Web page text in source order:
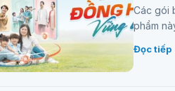
Các gói
phẩm
Đọc tiếp